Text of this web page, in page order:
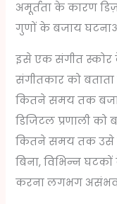
अमूर्तता के कारण
गुणों के बजाय
इसे एक संगीत
संगीतकार को
कितने समय तक
डिजिटल प्रणाली
कितने समय तक उसे
बिना, विभिन्न
करना लगभग असंभव